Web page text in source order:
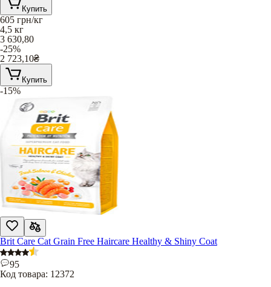
Купить
605 грн/кг
4,5 кг
3 630,80
-25%
2 723,10₴
Купить
-15%
Brit Care Cat Grain Free Haircare Healthy & Shiny Coat
95
Код товара: 12372